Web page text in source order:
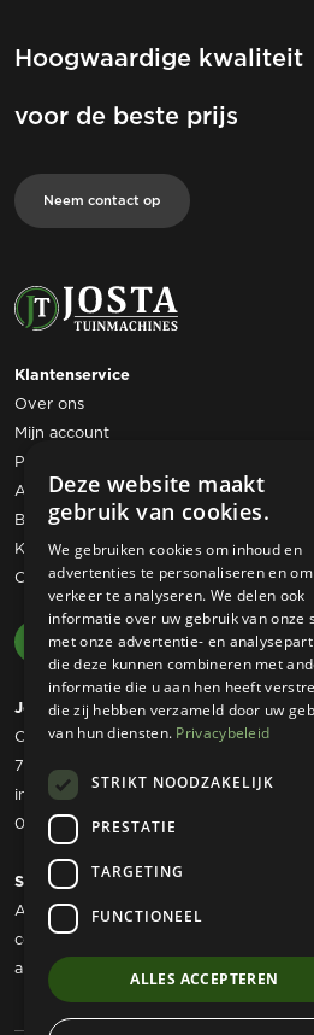
Hoogwaardige kwaliteit
voor de beste prijs
Neem contact op
Klantenservice
Over ons
Mijn account
Privacy statement
Algemene voorwaarden
Bestelling retourneren
Klachtenregeling
Contact
Josta Tuinmachines
Ommerweg 49
7797 RC Rheezerveen
info@jostatuinmachines.nl
06 - 50 60 46 07
Showroom
Als u werktuigen wilt komen bekijken
contact met ons op om een afspraak
altijd iemand aanwezig.
Deze website maakt
gebruik van cookies.
We gebruiken cookies om inhoud en
advertenties te personaliseren en
verkeer te analyseren. We delen ook
informatie over uw gebruik van onze
met onze advertentie- en
die deze kunnen combineren met
informatie die u aan hen heeft
die zij hebben verzameld door uw
van hun diensten. Privacybeleid
STRIKT NOODZAKELIJK
PRESTATIE
TARGETING
FUNCTIONEEL
ALLES ACCEPTEREN